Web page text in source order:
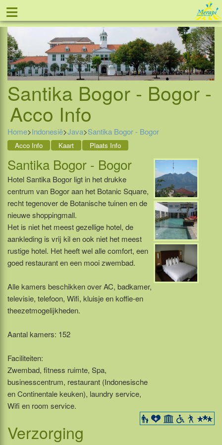
≡ Tel: 088 - 81 11 999
Santika Bogor - Bogor -
Acco Info
Home>Indonesië>Java>Santika Bogor - Bogor
Acco Info Kaart Plaats Info
Santika Bogor - Bogor
Hotel Santika Bogor ligt in het drukke
centrum van Bogor aan het Botanic Square,
recht tegenover de Botanische tuinen en de
nieuwe shoppingmall.
Het is niet het meest gezellige hotel, de
aankleding is vrij kil en ook niet het meest
rustige hotel. Het heeft wel alle comfort, een
goed restaurant en een mooi zwembad.
Alle kamers beschikken over AC, badkamer,
televisie, telefoon, Wifi, kluisje en koffie-en
theezetmogelijkheden.
Aantal kamers: 152
Faciliteiten:
Zwembad, fitness ruimte, Spa,
businesscentrum, restaurant (Indonesische
en Continentale keuken), laundry service,
Wifi en room service.
Verzorging